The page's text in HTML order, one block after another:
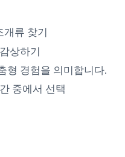
개류 찾기
상하기
형 경험을 의미합니다.
중에서 선택